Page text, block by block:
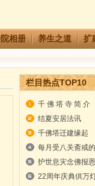
相册 养生之道 扩
栏目热点TOP10
千 佛 塔 寺 简 介
结夏安居法讯
千佛塔迁建缘起
每月受八关斋戒
护世息灾念佛报
22周年庆典供万